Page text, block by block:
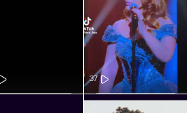
37